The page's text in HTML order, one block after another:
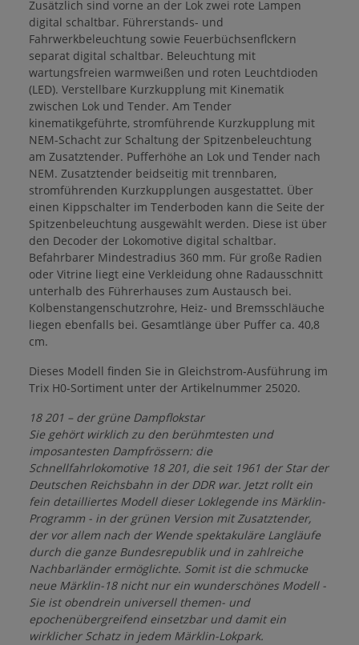
Zusätzlich sind vorne an der Lok zwei rote Lampen
digital schaltbar. Führerstands- und
Fahrwerkbeleuchtung sowie Feuerbüchsenflckern
separat digital schaltbar. Beleuchtung mit
wartungsfreien warmweißen und roten Leuchtdioden
(LED). Verstellbare Kurzkupplung mit Kinematik
zwischen Lok und Tender. Am Tender
kinematikgeführte, stromführende Kurzkupplung mit
NEM-Schacht zur Schaltung der Spitzenbeleuchtung
am Zusatztender. Pufferhöhe an Lok und Tender nach
NEM. Zusatztender beidseitig mit trennbaren,
stromführenden Kurzkupplungen ausgestattet. Über
einen Kippschalter im Tenderboden kann die Seite der
Spitzenbeleuchtung ausgewählt werden. Diese ist über
den Decoder der Lokomotive digital schaltbar.
Befahrbarer Mindestradius 360 mm. Für große Radien
oder Vitrine liegt eine Verkleidung ohne Radausschnitt
unterhalb des Führerhauses zum Austausch bei.
Kolbenstangenschutzrohre, Heiz- und Bremsschläuche
liegen ebenfalls bei. Gesamtlänge über Puffer ca. 40,8
cm.
Dieses Modell finden Sie in Gleichstrom-Ausführung im
Trix H0-Sortiment unter der Artikelnummer 25020.
18 201 – der grüne Dampflokstar
Sie gehört wirklich zu den berühmtesten und
imposantesten Dampfrössern: die
Schnellfahrlokomotive 18 201, die seit 1961 der Star der
Deutschen Reichsbahn in der DDR war. Jetzt rollt ein
fein detailliertes Modell dieser Loklegende ins Märklin-
Programm - in der grünen Version mit Zusatztender,
der vor allem nach der Wende spektakuläre Langläufe
durch die ganze Bundesrepublik und in zahlreiche
Nachbarländer ermöglichte. Somit ist die schmucke
neue Märklin-18 nicht nur ein wunderschönes Modell -
Sie ist obendrein universell themen- und
epochenübergreifend einsetzbar und damit ein
wirklicher Schatz in jedem Märklin-Lokpark.